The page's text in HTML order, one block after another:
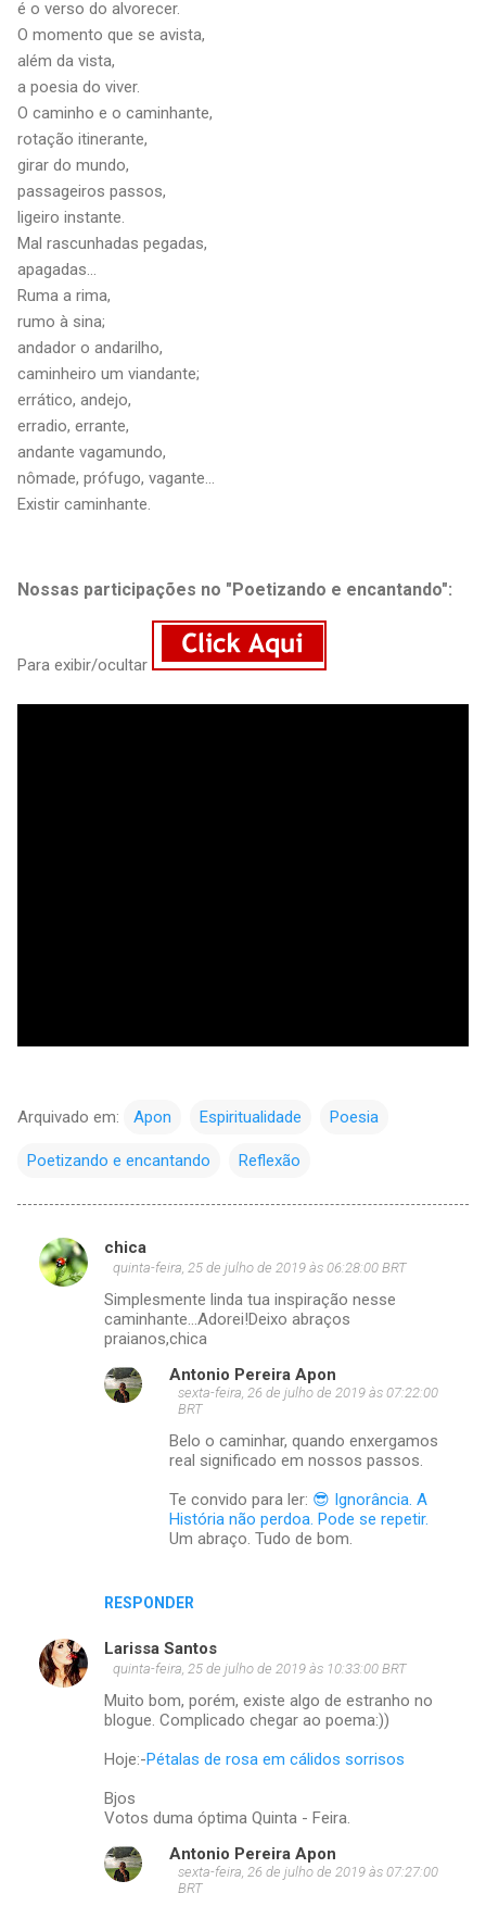
é o verso do alvorecer.
O momento que se avista,
além da vista,
a poesia do viver.
O caminho e o caminhante,
rotação itinerante,
girar do mundo,
passageiros passos,
ligeiro instante.
Mal rascunhadas pegadas,
apagadas…
Ruma a rima,
rumo à sina;
andador o andarilho,
caminheiro um viandante;
errático, andejo,
erradio, errante,
andante vagamundo,
nômade, prófugo, vagante…
Existir caminhante.
Nossas participações no "Poetizando e encantando":
Para exibir/ocultar
Arquivado em: Apon Espiritualidade Poesia
Poetizando e encantando Reflexão
C
chica
quinta-feira, 25 de julho de 2019 às 06:28:00 BRT
Simplesmente linda tua inspiração nesse
caminhante...Adorei!Deixo abraços
praianos,chica
RESPONDER
Antonio Pereira Apon
sexta-feira, 26 de julho de 2019 às 07:22:00
BRT
Belo o caminhar, quando enxergamos
real significado em nossos passos.
Te convido para ler: 😎 Ignorância. A
História não perdoa. Pode se repetir.
Um abraço. Tudo de bom.
Larissa Santos
quinta-feira, 25 de julho de 2019 às 10:33:00 BRT
Muito bom, porém, existe algo de estranho no
blogue. Complicado chegar ao poema:))
Hoje:-Pétalas de rosa em cálidos sorrisos
Bjos
Votos duma óptima Quinta - Feira.
Antonio Pereira Apon
sexta-feira, 26 de julho de 2019 às 07:27:00
BRT